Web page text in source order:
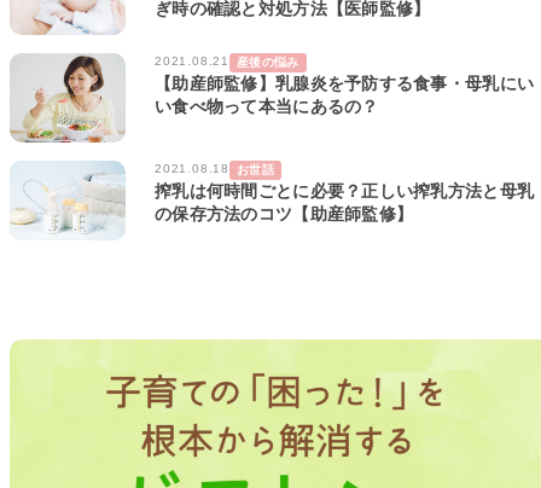
ぎ時の確認と対処方法【医師監修】
2021.08.21 産後の悩み
【助産師監修】乳腺炎を予防する食事・母乳にい
い食べ物って本当にあるの？
2021.08.18 お世話
搾乳は何時間ごとに必要？正しい搾乳方法と母乳
の保存方法のコツ【助産師監修】